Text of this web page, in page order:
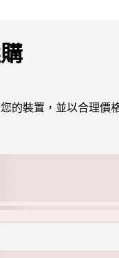
的裝置，並以合理價